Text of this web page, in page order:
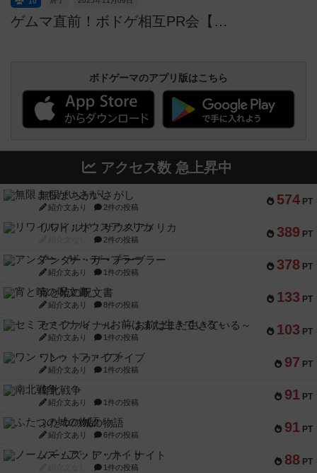
ゲムマ直前！ボドゲ相互PR会【一般参加も歓迎】
ボドゲーマのアプリ版はこちら
アクセス数 急上昇中
574 PT
無限まちがいさがし
紹介文あり 2件の投稿
389 PT
リワイルド：サウスアメリカ
2件の投稿
378 PT
アンダー・ザ・テーブラー
紹介文あり 1件の投稿
133 PT
宵と暁の呪文書
紹介文あり 8件の投稿
103 PT
セミファイナル ～お前はまだ生きている～
紹介文あり 1件の投稿
97 PT
ワン・トゥ・ファイブ
紹介文あり 1件の投稿
91 PT
南北戦争
紹介文あり 1件の投稿
91 PT
ふたつの城の物語
紹介文あり 6件の投稿
88 PT
ノームズ・アット・ナイト
1件の投稿